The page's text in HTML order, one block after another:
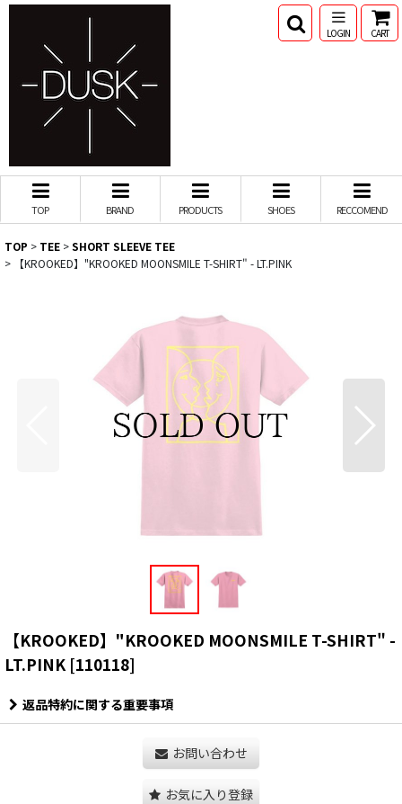
LOGIN CART
TOP BRAND PRODUCTS SHOES RECCOMEND
TOP > TEE >SHORT SLEEVE TEE
>
【KROOKED】"KROOKED MOONSMILE T-SHIRT" - LT.PINK
【KROOKED】"KROOKED MOONSMILE T-SHIRT" -
LT.PINK [110118]
返品特約に関する重要事項
お問い合わせ
お気に入り登録